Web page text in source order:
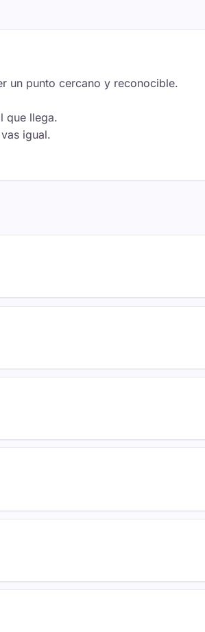
un punto cercano y reconocible.
que llega.
igual.